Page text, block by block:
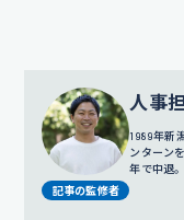
記事の監修者
人事
1989年新
ンターン
年で中退
ールセン